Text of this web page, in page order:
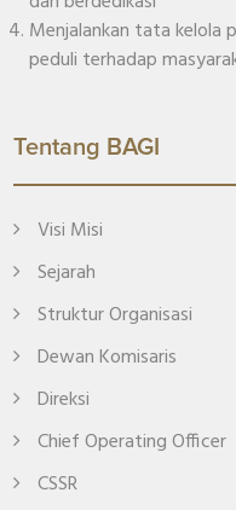
Menjalankan tata kelola
peduli terhadap
Tentang BAGI
Visi Misi
Sejarah
Struktur Organisasi
Dewan Komisaris
Direksi
Chief Operating Officer
CSSR